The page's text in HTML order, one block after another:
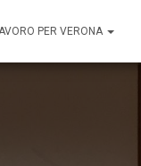
PER VERONA